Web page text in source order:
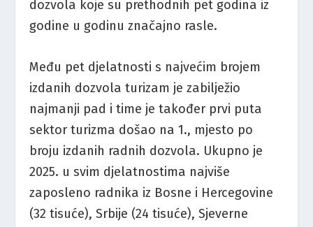
dozvola koje su prethodnih pet godina iz
godine u godinu značajno rasle.
Među pet djelatnosti s najvećim brojem
izdanih dozvola turizam je zabilježio
najmanji pad i time je također prvi puta
sektor turizma došao na 1., mjesto po
broju izdanih radnih dozvola. Ukupno je
2025. u svim djelatnostima najviše
zaposleno radnika iz Bosne i Hercegovine
(32 tisuće), Srbije (24 tisuće), Sjeverne